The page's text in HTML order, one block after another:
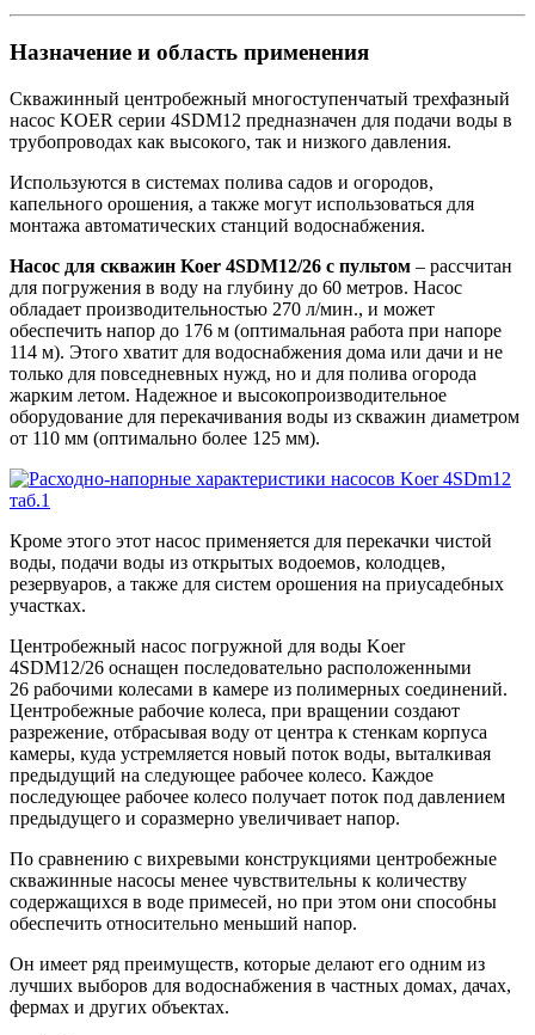
Назначение и область применения
Скважинный центробежный многоступенчатый трехфазный
насос KOER серии 4SDM12 предназначен для подачи воды в
трубопроводах как высокого, так и низкого давления.
Используются в системах полива садов и огородов,
капельного орошения, а также могут использоваться для
монтажа автоматических станций водоснабжения.
Насос для скважин Koer 4SDM12/26 с пультом – рассчитан
для погружения в воду на глубину до 60 метров. Насос
обладает производительностью 270 л/мин., и может
обеспечить напор до 176 м (оптимальная работа при напоре
114 м). Этого хватит для водоснабжения дома или дачи и не
только для повседневных нужд, но и для полива огорода
жарким летом. Надежное и высокопроизводительное
оборудование для перекачивания воды из скважин диаметром
от 110 мм (оптимально более 125 мм).
Кроме этого этот насос применяется для перекачки чистой
воды, подачи воды из открытых водоемов, колодцев,
резервуаров, а также для систем орошения на приусадебных
участках.
Центробежный насос погружной для воды Koer
4SDM12/26 оснащен последовательно расположенными
26 рабочими колесами в камере из полимерных соединений.
Центробежные рабочие колеса, при вращении создают
разрежение, отбрасывая воду от центра к стенкам корпуса
камеры, куда устремляется новый поток воды, выталкивая
предыдущий на следующее рабочее колесо. Каждое
последующее рабочее колесо получает поток под давлением
предыдущего и соразмерно увеличивает напор.
По сравнению с вихревыми конструкциями центробежные
скважинные насосы менее чувствительны к количеству
содержащихся в воде примесей, но при этом они способны
обеспечить относительно меньший напор.
Он имеет ряд преимуществ, которые делают его одним из
лучших выборов для водоснабжения в частных домах, дачах,
фермах и других объектах.